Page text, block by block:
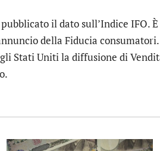
il dato sull’Indice IFO.
della Fiducia
Stati Uniti la diffusione di